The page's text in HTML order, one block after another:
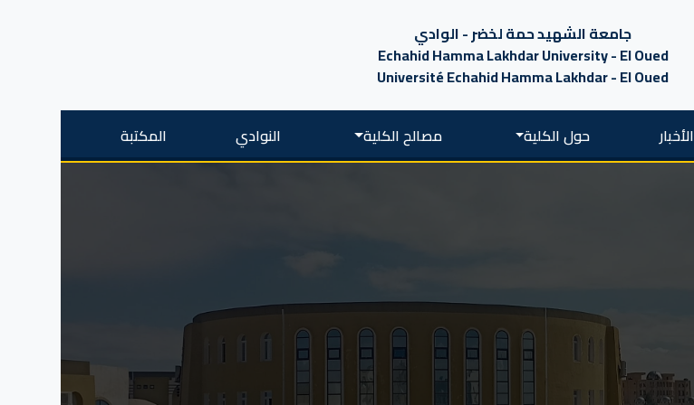
جامعة الشهيد حمة لخضر - الوادي
Echahid Hamma Lakhdar University - El Oued
Université Echahid Hamma Lakhdar - El Oued
الأخبار حول الكلية مصالح الكلية النوادي المكتبة